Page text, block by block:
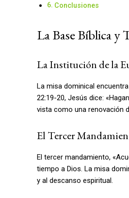
Conclusiones
La Base Bíblica y
La Institución de la
La misa dominical
22:19-20, Jesús dice:
vista como una renovación
El Tercer
El tercer mandamiento,
tiempo a Dios. La misa
y al descanso espiritual.